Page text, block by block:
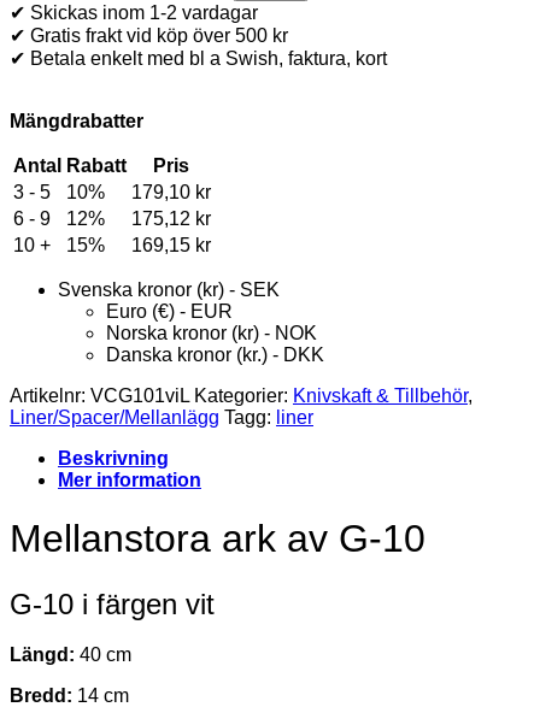
✔ Skickas inom 1-2 vardagar
✔ Gratis frakt vid köp över 500 kr
✔ Betala enkelt med bl a Swish, faktura, kort
Mängdrabatter
Antal Rabatt
Pris
3 - 5
10% 179,10 kr
6 - 9
12% 175,12 kr
10 +
15% 169,15 kr
Svenska kronor (kr) - SEK
Euro (€) - EUR
Norska kronor (kr) - NOK
Danska kronor (kr.) - DKK
Artikelnr: VCG101viL Kategorier: Knivskaft & Tillbehör,
Liner/Spacer/Mellanlägg Tagg: liner
Beskrivning
Mer information
Mellanstora ark av G-10
G-10 i färgen vit
Längd: 40 cm
Bredd: 14 cm